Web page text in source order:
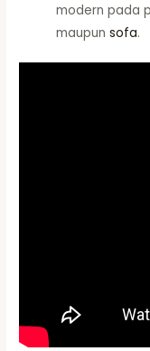
modern pada
maupunsofa.